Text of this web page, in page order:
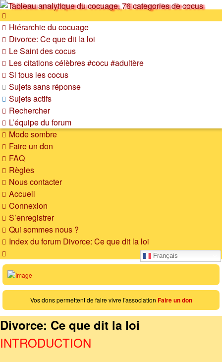
SOS cocu
SOS cocu est une association loi 1901 dont l'objet est le
soutien aux victimes d'adultère. Pouvoir parler, se confier,
recevoir un soutien moral pour traverser une situation
personnelle douloureuse
Vers le contenu
Hiérarchie du cocuage
Divorce: Ce que dit la loi
Le Saint des cocus
Les citations célèbres #cocu #adultère
Si tous les cocus
Sujets sans réponse
Sujets actifs
Rechercher
L’équipe du forum
Mode sombre
Faire un don
FAQ
Règles
Nous contacter
Accueil
Connexion
S’enregistrer
Qui sommes nous ?
Index du forum Divorce: Ce que dit la loi
Français
Vos dons permettent de faire vivre l'association Faire un don
Divorce: Ce que dit la loi
INTRODUCTION